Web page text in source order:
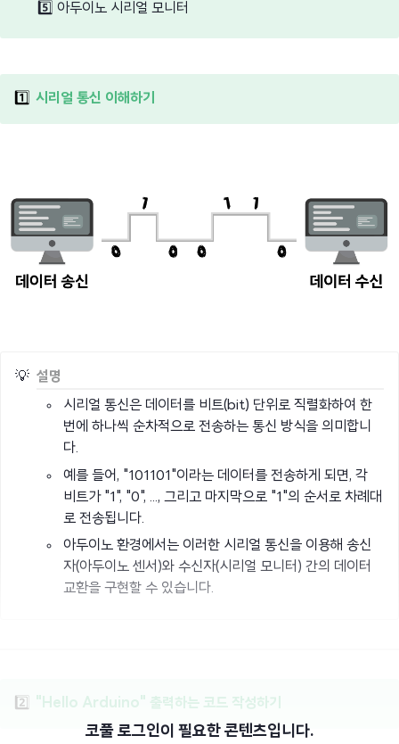
코풀 로그인이 필요한 콘텐츠입니다.
5️⃣ 아두이노 시리얼 모니터
1️⃣ 시리얼 통신 이해하기
💡 설명
시리얼 통신은 데이터를 비트(bit) 단위로 직렬화하여 한
번에 하나씩 순차적으로 전송하는 통신 방식을 의미합니
다.
예를 들어, "101101"이라는 데이터를 전송하게 되면, 각
비트가 "1", "0", ..., 그리고 마지막으로 "1"의 순서로 차례대
로 전송됩니다.
아두이노 환경에서는 이러한 시리얼 통신을 이용해 송신
자(아두이노 센서)와 수신자(시리얼 모니터) 간의 데이터
교환을 구현할 수 있습니다.
2️⃣ "Hello Arduino" 출력하는 코드 작성하기